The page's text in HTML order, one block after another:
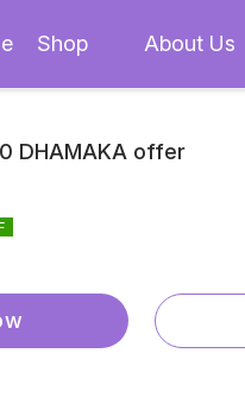
Shop About Us
DHAMAKA offer